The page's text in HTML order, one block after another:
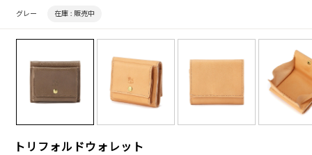
トリフォルドウォレット
グレー 在庫 : 販売中